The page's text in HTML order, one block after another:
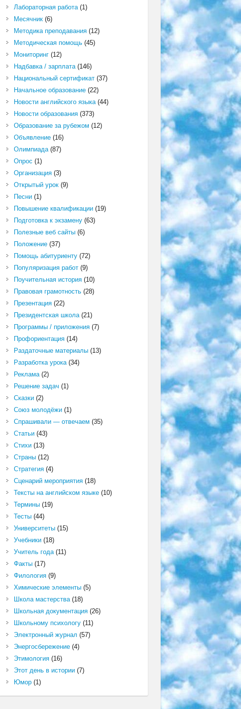
Лабораторная работа(1)
Месячник(6)
Методика преподавания(12)
Методическая помощь(45)
Мониторинг(12)
Надбавка / зарплата(146)
Национальный сертификат(37)
Начальное образование(22)
Новости английского языка(44)
Новости образования(373)
Образование за рубежом (12)
Объявление(16)
Олимпиада(87)
Опрос (1)
Организация(3)
Открытый урок(9)
Песни(1)
Повышение квалификации(19)
Подготовка к экзамену(63)
Полезные веб сайты(6)
Положение(37)
Помощь абитуриенту(72)
Популяризация работ(9)
Поучительная история(10)
Правовая грамотность(28)
Презентация(22)
Президентская школа(21)
Программы / приложения(7)
Профориентация(14)
Раздаточные материалы(13)
Разработка урока(34)
Реклама(2)
Решение задач (1)
Сказки(2)
Союз молодёжи(1)
Спрашивали — отвечаем (35)
Статьи(43)
Стихи(13)
Страны(12)
Стратегия(4)
Сценарий мероприятия(18)
Тексты на английском языке(10)
Термины(19)
Тесты(44)
Университеты(15)
Учебники(18)
Учитель года(11)
Факты(17)
Филология(9)
Химические элементы(5)
Школа мастерства(18)
Школьная документация(26)
Школьному психологу(11)
Электронный журнал (57)
Энергосбережение(4)
Этимология(16)
Этот день в истории(7)
Юмор(1)